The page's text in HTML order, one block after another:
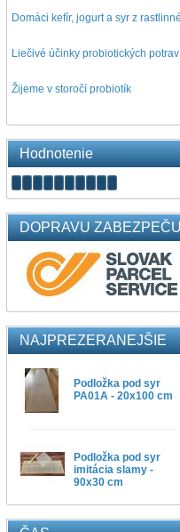
Domáci kefír, jogurt a syr z
Liečivé účinky probiotických
Žijeme v storočí probiotík
Hodnotenie
DOPRAVU
NAJPREZERANEJŠIE
Podložka pod syr
PA01A - 20x100 cm
Podložka pod syr
imitácia slamy -
90x30 cm